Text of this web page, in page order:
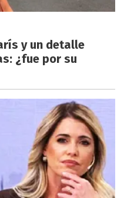
y un detalle
¿fue por su